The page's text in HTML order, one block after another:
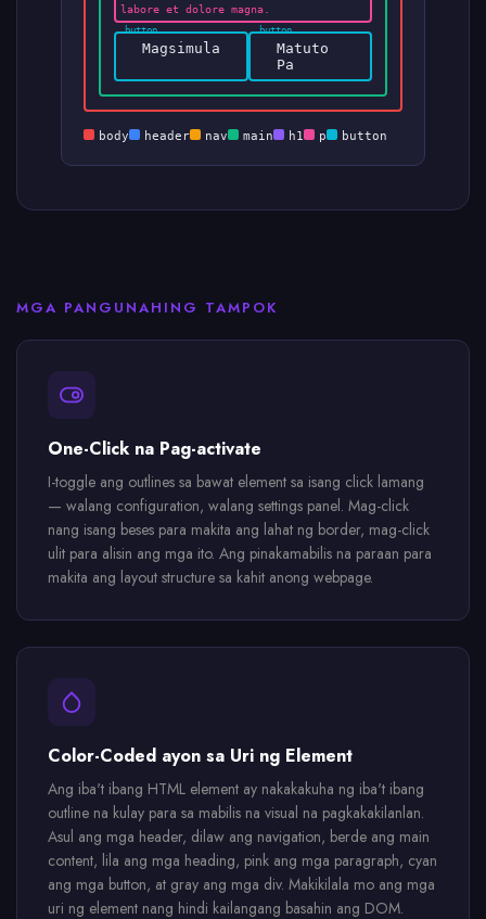
labore et dolore magna.
Magsimula
Matuto
Pa
body header nav main h1 p button
MGA PANGUNAHING TAMPOK
One-Click na Pag-activate
I-toggle ang outlines sa bawat element sa isang click lamang
— walang configuration, walang settings panel. Mag-click
nang isang beses para makita ang lahat ng border, mag-click
ulit para alisin ang mga ito. Ang pinakamabilis na paraan para
makita ang layout structure sa kahit anong webpage.
Color-Coded ayon sa Uri ng Element
Ang iba't ibang HTML element ay nakakakuha ng iba't ibang
outline na kulay para sa mabilis na visual na pagkakakilanlan.
Asul ang mga header, dilaw ang navigation, berde ang main
content, lila ang mga heading, pink ang mga paragraph, cyan
ang mga button, at gray ang mga div. Makikilala mo ang mga
uri ng element nang hindi kailangang basahin ang DOM.